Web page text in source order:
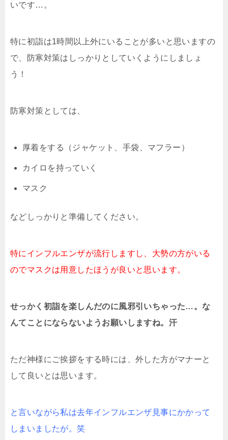
いです…。
特に初詣は1時間以上外にいることが多いと思いますの
で、防寒対策はしっかりとしていくようにしましょ
う！
防寒対策としては、
厚着をする（ジャケット、手袋、マフラー）
カイロを持っていく
マスク
などしっかりと準備してください。
特にインフルエンザが流行しますし、大勢の方がいる
のでマスクは用意したほうが良いと思います。
せっかく初詣を楽しんだのに風邪引いちゃった…。な
んてことにならないようお願いしますね。汗
ただ神様にご挨拶をする時には、外した方がマナーと
して良いとは思います。
と言いながら私は去年インフルエンザ見事にかかって
しまいましたが。笑